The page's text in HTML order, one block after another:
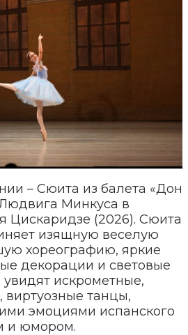
– Сюита из балета «Дон
Минкуса в
Цискаридзе (2026). Сюита
изящную веселую
хореографию, яркие
декорации и световые
искрометные,
танцы,
эмоциями испанского
и юмором.